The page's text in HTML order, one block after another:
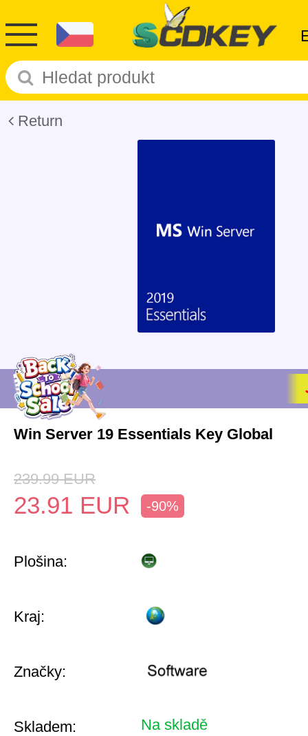
Return
Win Server 19 Essentials Key Global
239.99 EUR
23.91 EUR -90%
Plošina:
Kraj:
Značky:
Skladem: Na skladě